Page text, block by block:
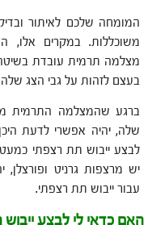
המומחה שלכם לאיתור
משוכללות. במקרים אלו,
מצלמה תרמית עובדת
בעצם לזהות על גבי הצג
ברגע שהמצלמה התרמית
שלה, יהיה אפשרי לדעת היכן
לבצע ייבוש תת רצפתי
יש מרצפות גרניט
עבור ייבוש תת רצפתי.
האם כדאי לי לבצע